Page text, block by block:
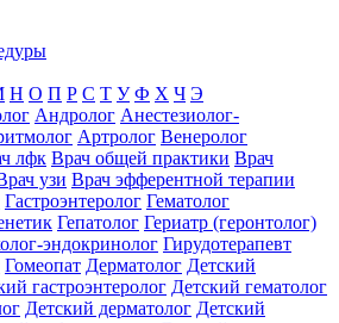
Н О П Р С Т У Ф Х Ч Э
Андролог Анестезиолог-
Артролог Венеролог
лфк Врач общей практики Врач
узи Врач эфферентной терапии
Гастроэнтеролог Гематолог
Гепатолог Гериатр (геронтолог)
эндокринолог Гирудотерапевт
Гомеопат Дерматолог Детский
гастроэнтеролог Детский гематолог
Детский дерматолог Детский